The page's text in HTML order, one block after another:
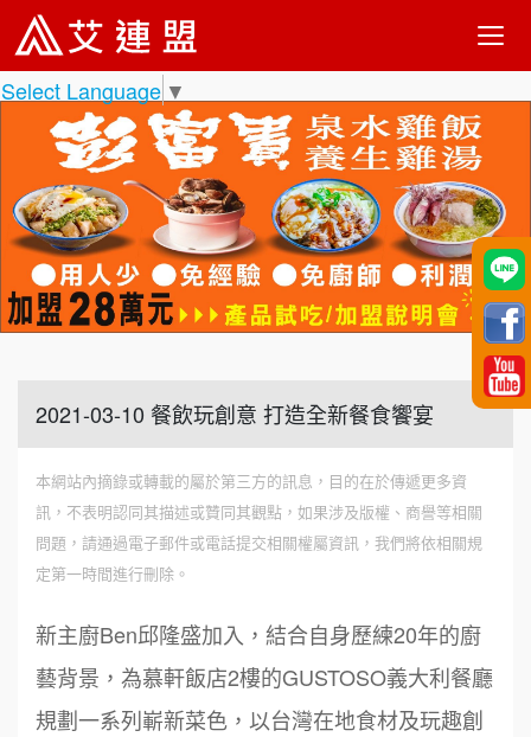
Select Language ▼
2021-03-10 餐飲玩創意 打造全新餐食饗宴
本網站內摘錄或轉載的屬於第三方的訊息，目的在於傳遞更多資
訊，不表明認同其描述或贊同其觀點，如果涉及版權、商譽等相關
問題，請通過電子郵件或電話提交相關權屬資訊，我們將依相關規
定第一時間進行刪除。
新主廚Ben邱隆盛加入，結合自身歷練20年的廚
藝背景，為慕軒飯店2樓的GUSTOSO義大利餐廳
規劃一系列嶄新菜色，以台灣在地食材及玩趣創